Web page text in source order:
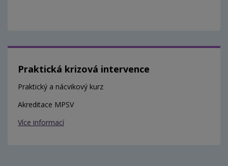
Praktická krizová intervence
Praktický a nácvikový kurz
Akreditace MPSV
Více informací